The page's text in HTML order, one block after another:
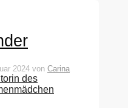
2024 von Carina